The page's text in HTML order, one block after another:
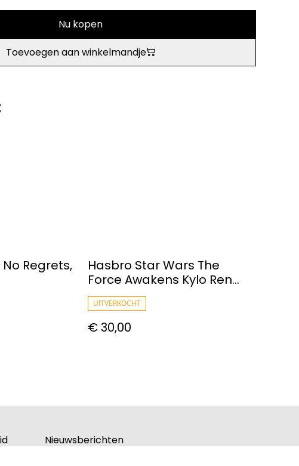
Nu kopen
Toevoegen aan winkelmandje
Regrets,
Hasbro Star Wars The
Force Awakens Kylo Ren
Deluxe Electronic
Lightsaber
UITVERKOCHT
€ 30,00
Nieuwsberichten